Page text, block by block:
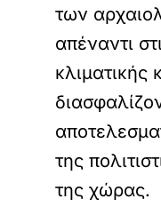
των
απέναντι
κλιματικής
της
της χώρας.